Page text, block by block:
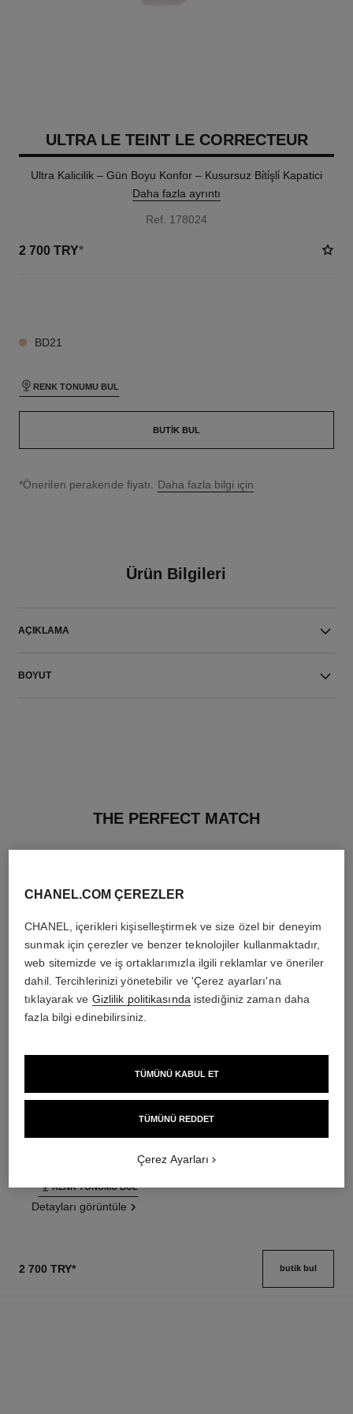
ULTRA LE TEINT LE CORRECTEUR
Ultra Kalicilik – Gün Boyu Konfor – Kusursuz Bi̇ti̇şli̇ Kapatici
Daha fazla ayrıntı
Ref. 178024
2 700 TRY*
BD21
RENK TONUMU BUL
BUTIK BUL
↩
*Önerilen perakende fiyatı. Daha fazla bilgi için
Ürün Bilgileri
AÇIKLAMA
BOYUT
THE PERFECT MATCH
Ultrawear – All-day Comfort –
Flawless Finish Foundation
35 seçeneği ton
RENK TONUMU BUL
Detayları görüntüle
Doğal Bi̇ti̇şli̇ Toz Pudra.
Seyahat Dostu Tasarim
10 seçeneği ton
2 700 TRY* butik bul
CHANEL.COM ÇEREZLER
CHANEL, içerikleri kişiselleştirmek ve size özel bir deneyim
sunmak için çerezler ve benzer teknolojiler kullanmaktadır,
web sitemizde ve iş ortaklarımızla ilgili reklamlar ve öneriler
dahil. Tercihlerinizi yönetebilir ve 'Çerez ayarları'na
tıklayarak ve Gizlilik politikasında istediğiniz zaman daha
fazla bilgi edinebilirsiniz.
TÜMÜNÜ REDDET
TÜMÜNÜ KABUL ET
Çerez Ayarları